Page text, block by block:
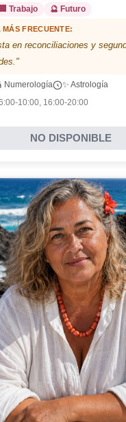
🏢 Trabajo 🔮 Futuro
MÁS FRECUENTE:
en reconciliaciones y
Numerología
✨ Astrología
10:00, 16:00-20:00
NO DISPONIBLE